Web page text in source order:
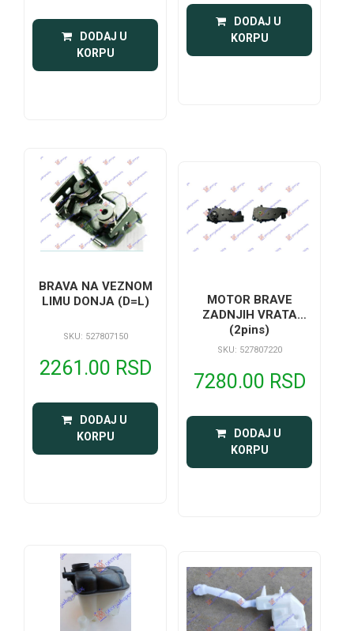
DODAJ U
KORPU
DODAJ U
KORPU
BRAVA NA VEZNOM
LIMU DONJA (D=L)
SKU: 527807150
2261.00 RSD
DODAJ U
KORPU
MOTOR BRAVE
ZADNJIH VRATA
(2pins)
SKU: 527807220
7280.00 RSD
DODAJ U
KORPU